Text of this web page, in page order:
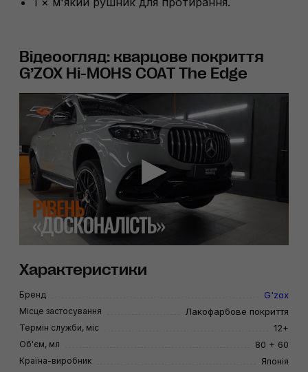
Відеоогляд: кварцове покриття
G’ZOX Hi-MOHS COAT The Edge
Характеристики
Бренд G'zox
Місце застосування Лакофарбове покриття
Термін служби, міс 12+
Об'єм, мл 80 + 60
Країна-виробник Японія